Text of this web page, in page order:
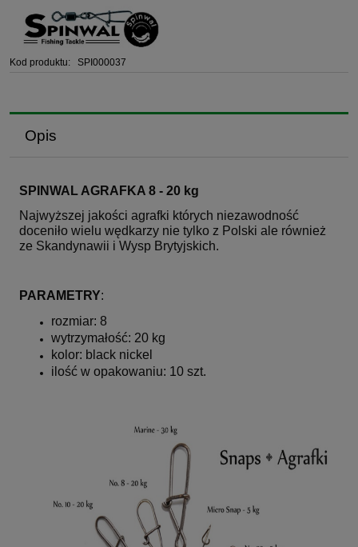
Kod produktu: SPI000037
Opis
SPINWAL AGRAFKA 8 - 20 kg
Najwyższej jakości agrafki których niezawodność
doceniło wielu wędkarzy nie tylko z Polski ale również
ze Skandynawii i Wysp Brytyjskich.
PARAMETRY:
rozmiar: 8
wytrzymałość: 20 kg
kolor: black nickel
ilość w opakowaniu: 10 szt.